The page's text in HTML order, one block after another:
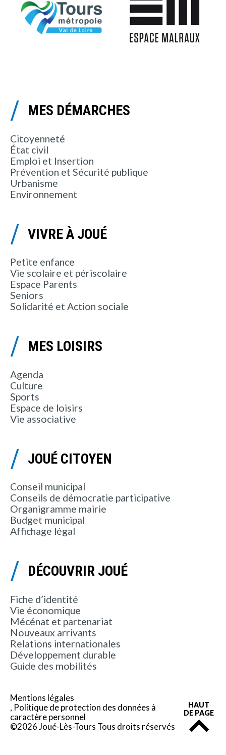
MES DÉMARCHES
Citoyenneté
État civil
Emploi et Insertion
Prévention et Sécurité publique
Urbanisme
Environnement
VIVRE À JOUÉ
Petite enfance
Vie scolaire et périscolaire
Espace Parents
Seniors
Solidarité et Action sociale
MES LOISIRS
Agenda
Culture
Sports
Espace de loisirs
Vie associative
JOUÉ CITOYEN
Conseil municipal
Conseils de démocratie participative
Organigramme mairie
Budget municipal
Affichage légal
DÉCOUVRIR JOUÉ
Fiche d’identité
Vie économique
Mécénat et partenariat
Nouveaux arrivants
Relations internationales
Développement durable
Guide des mobilités
Mentions légales
Politique de protection des données à
caractère personnel
©2026 Joué-Lès-Tours Tous droits réservés
HAUT
DE PAGE